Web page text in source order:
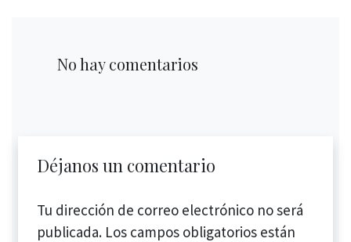
No hay comentarios
Déjanos un comentario
Tu dirección de correo electrónico no será
publicada. Los campos obligatorios están